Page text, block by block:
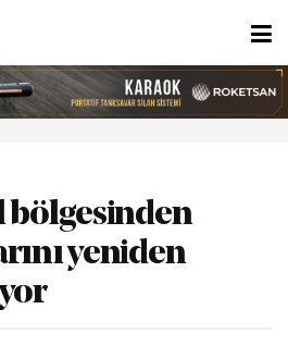
bölgesinden
yeniden